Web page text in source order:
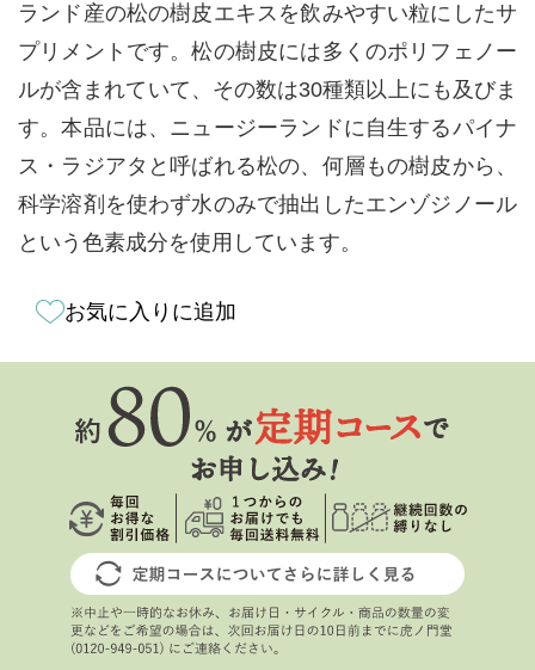
ランド産の松の樹皮エキスを飲みやすい粒にしたサ
プリメントです。松の樹皮には多くのポリフェノー
ルが含まれていて、その数は30種類以上にも及びま
す。本品には、ニュージーランドに自生するパイナ
ス・ラジアタと呼ばれる松の、何層もの樹皮から、
科学溶剤を使わず水のみで抽出したエンゾジノール
という色素成分を使用しています。
お気に入りに追加